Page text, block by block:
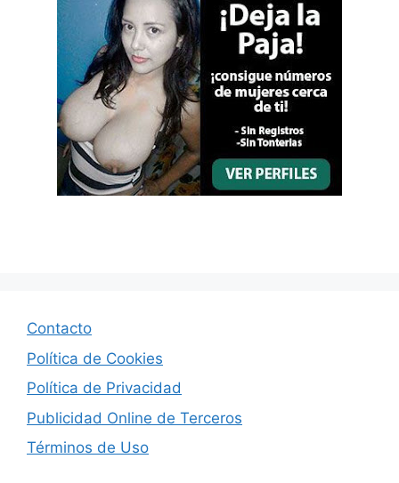
Contacto
Política de Cookies
Política de Privacidad
Publicidad Online de Terceros
Términos de Uso